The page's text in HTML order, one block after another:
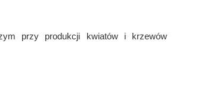
przy produkcji kwiatów i krzewów